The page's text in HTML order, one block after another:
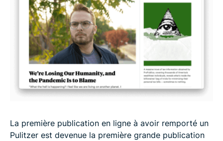
La première publication en ligne à avoir remporté un
Pulitzer est devenue la première grande publication